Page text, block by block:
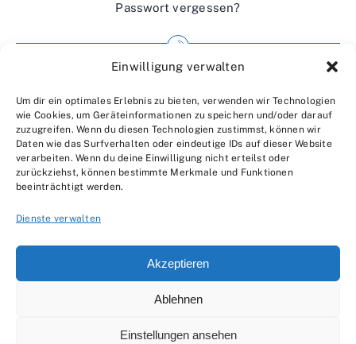
Einwilligung verwalten
Um dir ein optimales Erlebnis zu bieten, verwenden wir Technologien
wie Cookies, um Geräteinformationen zu speichern und/oder darauf
zuzugreifen. Wenn du diesen Technologien zustimmst, können wir
Daten wie das Surfverhalten oder eindeutige IDs auf dieser Website
verarbeiten. Wenn du deine Einwilligung nicht erteilst oder
zurückziehst, können bestimmte Merkmale und Funktionen
beeinträchtigt werden.
Dienste verwalten
Akzeptieren
Ablehnen
Einstellungen ansehen
Passwort vergessen?
Wir über uns
Kontakt
Datenschutzerklärung
© 2007 - 2026 •by Moveco